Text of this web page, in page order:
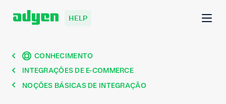
HELP
CONHECIMENTO
INTEGRAÇÕES DE E-COMMERCE
NOÇÕES BÁSICAS DE INTEGRAÇÃO